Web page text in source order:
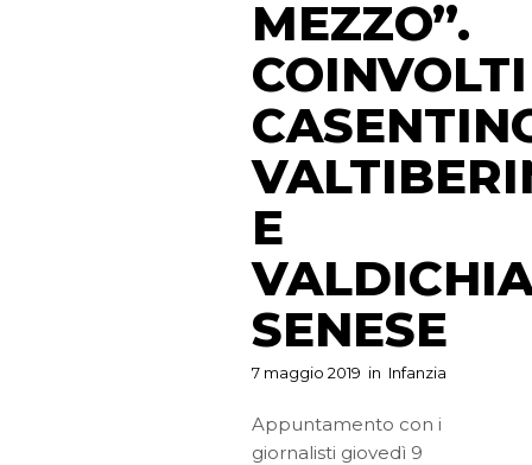
MEZZO”.
COINVOLTI
E
SENESE
7 maggio 2019 in Infanzia
Appuntamento con i
giornalisti giovedì 9